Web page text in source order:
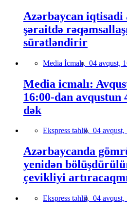
Azərbaycan iqtisadi
şəraitdə
sürətləndirir
Media İcmalı, 04 avqust,
Media icmalı:
16:00-dan avqustun
dək
Ekspress təhlil, 04 avqust,
Azərbaycanda
yenidən
çevikliyi
Ekspress təhlil, 04 avqust,